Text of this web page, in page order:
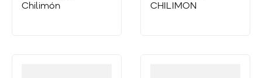
Chilimón
CHILIMON